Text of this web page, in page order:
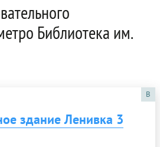
Библиотека им.
B
здание Ленивка 3